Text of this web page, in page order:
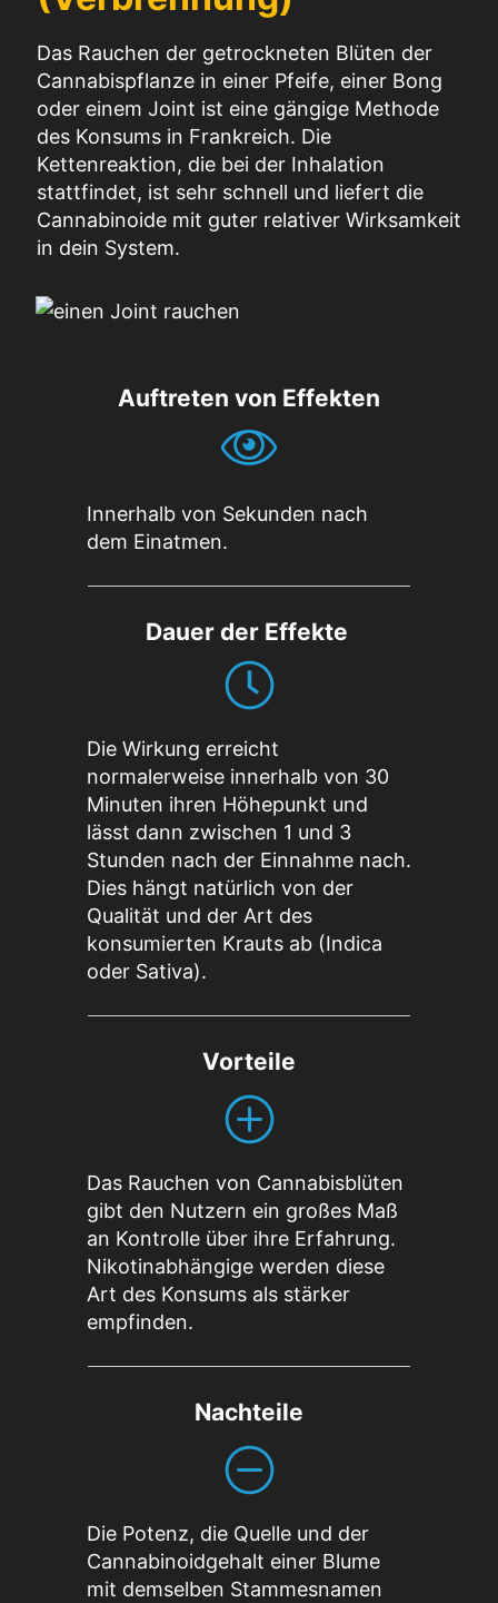
Das Rauchen der getrockneten Blüten der
Cannabispflanze in einer Pfeife, einer Bong
oder einem Joint ist eine gängige Methode
des Konsums in Frankreich. Die
Kettenreaktion, die bei der Inhalation
stattfindet, ist sehr schnell und liefert die
Cannabinoide mit guter relativer Wirksamkeit
in dein System.
Auftreten von Effekten
Innerhalb von Sekunden nach
dem Einatmen.
Dauer der Effekte
Die Wirkung erreicht
normalerweise innerhalb von 30
Minuten ihren Höhepunkt und
lässt dann zwischen 1 und 3
Stunden nach der Einnahme nach.
Dies hängt natürlich von der
Qualität und der Art des
konsumierten Krauts ab (Indica
oder Sativa).
Vorteile
Das Rauchen von Cannabisblüten
gibt den Nutzern ein großes Maß
an Kontrolle über ihre Erfahrung.
Nikotinabhängige werden diese
Art des Konsums als stärker
empfinden.
Nachteile
Die Potenz, die Quelle und der
Cannabinoidgehalt einer Blume
mit demselben Stammesnamen